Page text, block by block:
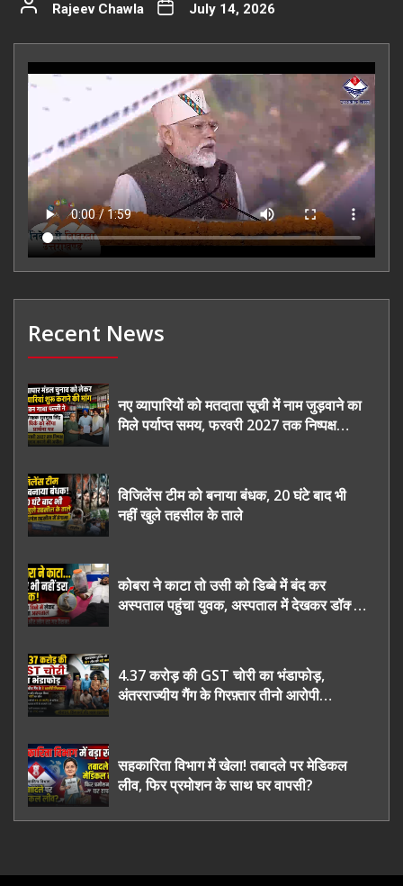
Rajeev Chawla July 14, 2026
Recent News
नए व्यापारियों को मतदाता सूची में नाम जुड़वाने का
मिले पर्याप्त समय, फरवरी 2027 तक निष्पक्ष
विजिलेंस टीम को बनाया बंधक, 20 घंटे बाद भी
नहीं खुले तहसील के ताले
कोबरा ने काटा तो उसी को डिब्बे में बंद कर
अस्पताल पहुंचा युवक, अस्पताल में देखकर डॉक्टर
4.37 करोड़ की GST चोरी का भंडाफोड़,
अंतरराज्यीय गैंग के गिरफ़्तार तीनो आरोपी
सहकारिता विभाग में खेला! तबादले पर मेडिकल
लीव, फिर प्रमोशन के साथ घर वापसी?